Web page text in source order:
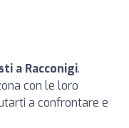
a Racconigi.
con le loro
a confrontare e